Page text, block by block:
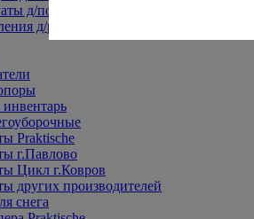
д/подвязки растений
д/растений
Praktische
г.Павлово
Цикл г.Ковров
других производителей
снега